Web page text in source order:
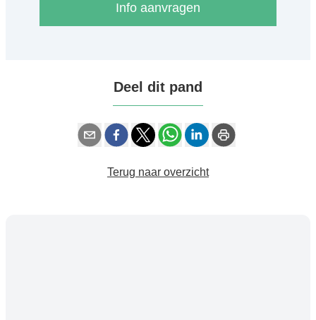
Info aanvragen
Deel dit pand
Terug naar overzicht